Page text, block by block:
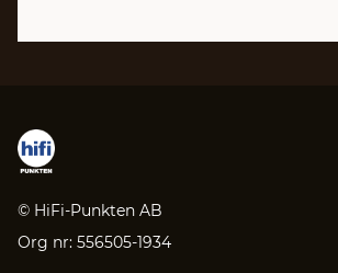
© HiFi-Punkten AB
Org nr: 556505-1934